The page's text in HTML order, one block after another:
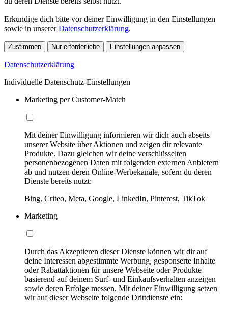
Erkundige dich bitte vor deiner Einwilligung in den Einstellungen
sowie in unsererDatenschutzerklärung.
Zustimmen Nur erforderliche Einstellungen anpassen
Datenschutzerklärung
Individuelle Datenschutz-Einstellungen
Marketing per Customer-Match
Mit deiner Einwilligung informieren wir dich auch abseits
unserer Website über Aktionen und zeigen dir relevante
Produkte. Dazu gleichen wir deine verschlüsselten
personenbezogenen Daten mit folgenden externen Anbietern
ab und nutzen deren Online-Werbekanäle, sofern du deren
Dienste bereits nutzt:
Bing, Criteo, Meta, Google, LinkedIn, Pinterest, TikTok
Marketing
Durch das Akzeptieren dieser Dienste können wir dir auf
deine Interessen abgestimmte Werbung, gesponserte Inhalte
oder Rabattaktionen für unsere Webseite oder Produkte
basierend auf deinem Surf- und Einkaufsverhalten anzeigen
sowie deren Erfolge messen. Mit deiner Einwilligung setzen
wir auf dieser Webseite folgende Drittdienste ein: